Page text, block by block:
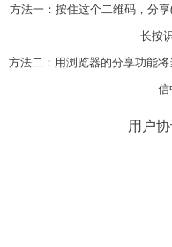
方法一：按住这个二维码，分
长按
方法二：用浏览器的分享功能
信
用户